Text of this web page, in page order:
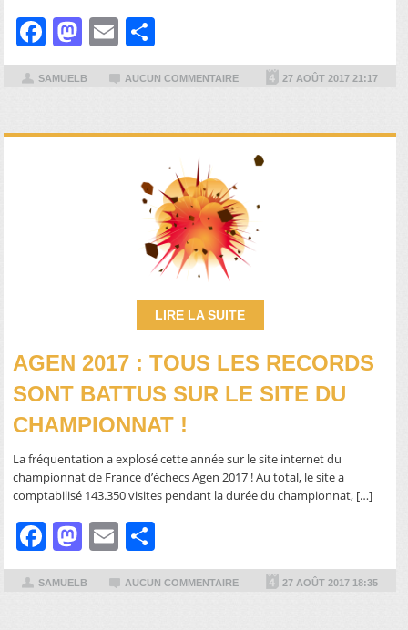
FacebookMastodonEmail
SAMUELB AUCUN COMMENTAIRE 27 AOÛT 2017 21:17
LIRE LA SUITE
AGEN 2017 : TOUS LES RECORDS
SONT BATTUS SUR LE SITE DU
CHAMPIONNAT !
La fréquentation a explosé cette année sur le site internet du
championnat de France d’échecs Agen 2017 ! Au total, le site a
comptabilisé 143.350 visites pendant la durée du championnat, […]
FacebookMastodonEmail
SAMUELB AUCUN COMMENTAIRE 27 AOÛT 2017 18:35